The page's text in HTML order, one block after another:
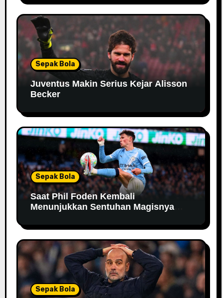
Sepak Bola
Juventus Makin Serius Kejar Alisson
Becker
Sepak Bola
Saat Phil Foden Kembali
Menunjukkan Sentuhan Magisnya
Sepak Bola